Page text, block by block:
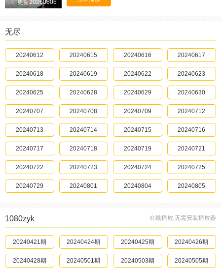
更新20260806
无尽
20240612 20240615 20240616 20240617
20240618 20240619 20240622 20240623
20240625 20240628 20240629 20240630
20240707 20240708 20240709 20240712
20240713 20240714 20240715 20240716
20240717 20240718 20240719 20240721
20240722 20240723 20240724 20240725
20240729 20240801 20240804 20240805
20240814 20240816 20240817
20240819 20240822 20240825 20240826
20240827 20240828 20240829 20240901
在线播放,无需安装播放器
1080zyk
20240421期 20240424期 20240425期 20240426期
20240428期 20240501期 20240503期 20240505期